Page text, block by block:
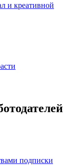
и креативной
подписки